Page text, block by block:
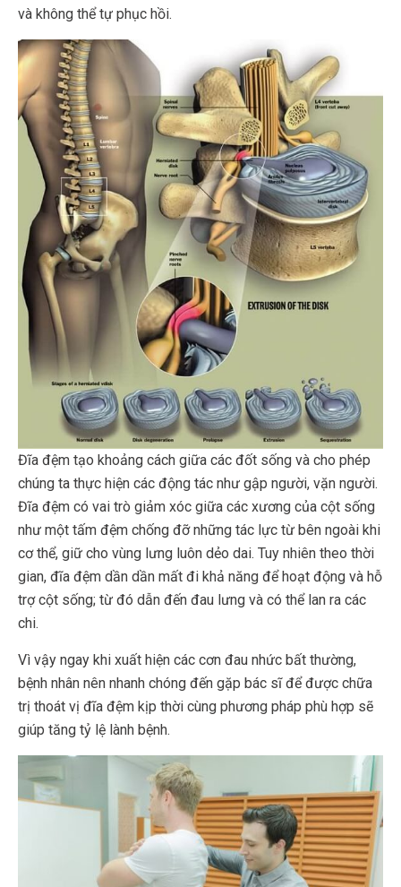
và không thể tự phục hồi.
Đĩa đệm tạo khoảng cách giữa các đốt sống và cho phép
chúng ta thực hiện các động tác như gập người, vặn người.
Đĩa đệm có vai trò giảm xóc giữa các xương của cột sống
như một tấm đệm chống đỡ những tác lực từ bên ngoài khi
cơ thể, giữ cho vùng lưng luôn dẻo dai. Tuy nhiên theo thời
gian, đĩa đệm dần dần mất đi khả năng để hoạt động và hỗ
trợ cột sống; từ đó dẫn đến đau lưng và có thể lan ra các
chi.
Vì vậy ngay khi xuất hiện các cơn đau nhức bất thường,
bệnh nhân nên nhanh chóng đến gặp bác sĩ để được chữa
trị thoát vị đĩa đệm kịp thời cùng phương pháp phù hợp sẽ
giúp tăng tỷ lệ lành bệnh.